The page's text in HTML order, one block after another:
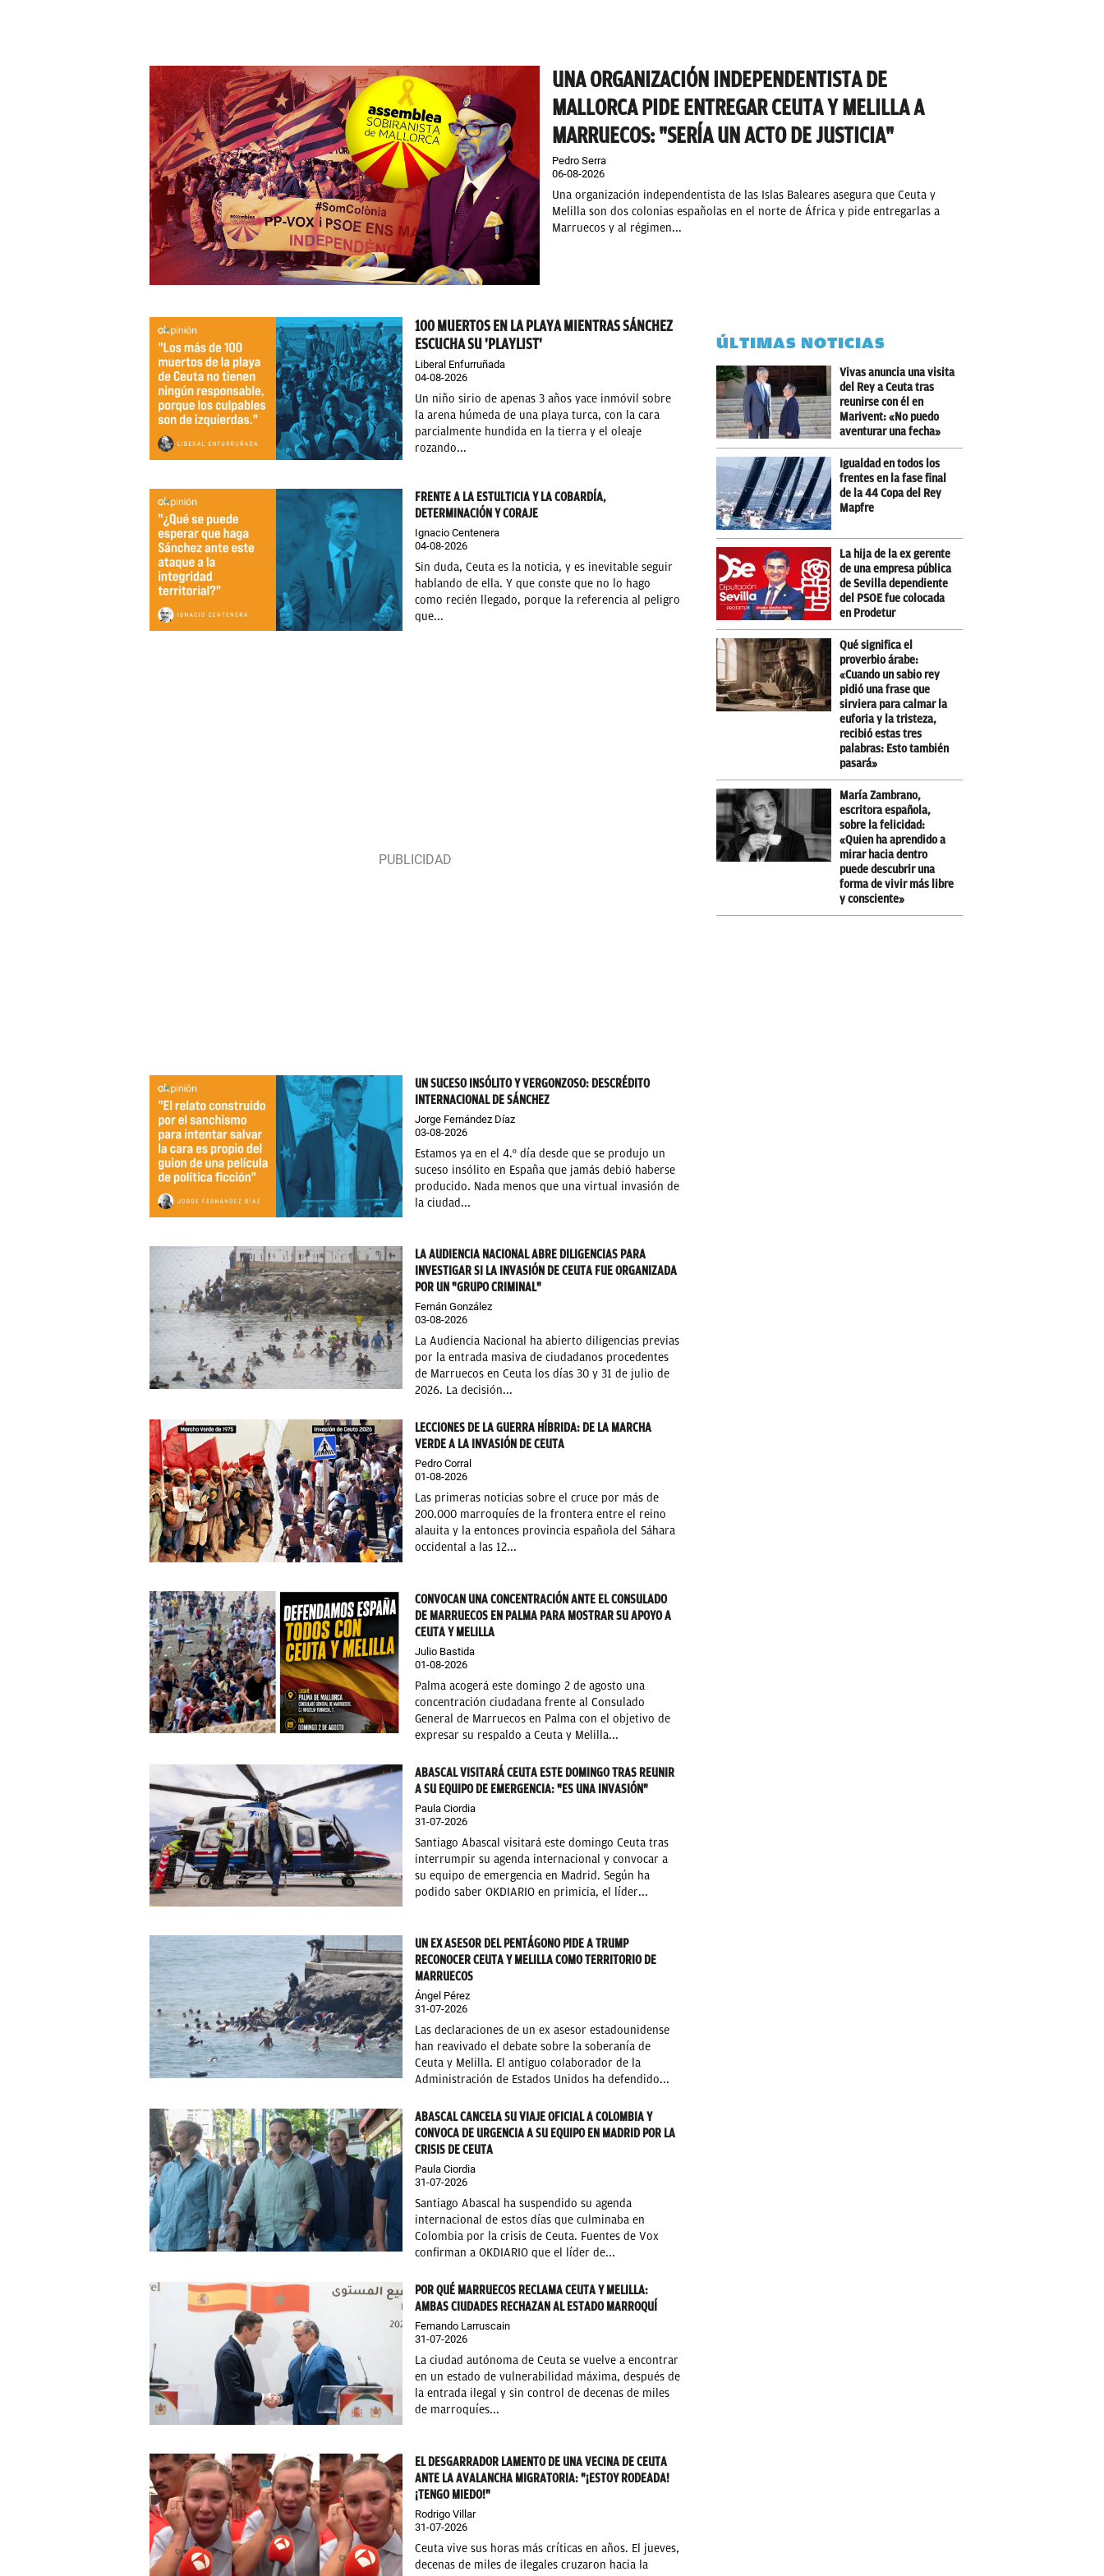
UNA ORGANIZACIÓN INDEPENDENTISTA DE
MALLORCA PIDE ENTREGAR CEUTA Y MELILLA A
MARRUECOS: "SERÍA UN ACTO DE JUSTICIA"
Pedro Serra
06-08-2026
Una organización independentista de las Islas Baleares asegura que Ceuta y
Melilla son dos colonias españolas en el norte de África y pide entregarlas a
Marruecos y al régimen...
100 MUERTOS EN LA PLAYA MIENTRAS SÁNCHEZ
ESCUCHA SU 'PLAYLIST'
Liberal Enfurruñada
04-08-2026
Un niño sirio de apenas 3 años yace inmóvil sobre
la arena húmeda de una playa turca, con la cara
parcialmente hundida en la tierra y el oleaje
rozando...
FRENTE A LA ESTULTICIA Y LA COBARDÍA,
DETERMINACIÓN Y CORAJE
Ignacio Centenera
04-08-2026
Sin duda, Ceuta es la noticia, y es inevitable seguir
hablando de ella. Y que conste que no lo hago
como recién llegado, porque la referencia al peligro
que...
UN SUCESO INSÓLITO Y VERGONZOSO: DESCRÉDITO
INTERNACIONAL DE SÁNCHEZ
Jorge Fernández Díaz
03-08-2026
Estamos ya en el 4.º día desde que se produjo un
suceso insólito en España que jamás debió haberse
producido. Nada menos que una virtual invasión de
la ciudad...
LA AUDIENCIA NACIONAL ABRE DILIGENCIAS PARA
INVESTIGAR SI LA INVASIÓN DE CEUTA FUE ORGANIZADA
POR UN "GRUPO CRIMINAL"
Fernán González
03-08-2026
La Audiencia Nacional ha abierto diligencias previas
por la entrada masiva de ciudadanos procedentes
de Marruecos en Ceuta los días 30 y 31 de julio de
2026. La decisión...
LECCIONES DE LA GUERRA HÍBRIDA: DE LA MARCHA
VERDE A LA INVASIÓN DE CEUTA
Pedro Corral
01-08-2026
Las primeras noticias sobre el cruce por más de
200.000 marroquíes de la frontera entre el reino
alauita y la entonces provincia española del Sáhara
occidental a las 12...
CONVOCAN UNA CONCENTRACIÓN ANTE EL CONSULADO
DE MARRUECOS EN PALMA PARA MOSTRAR SU APOYO A
CEUTA Y MELILLA
Julio Bastida
01-08-2026
Palma acogerá este domingo 2 de agosto una
concentración ciudadana frente al Consulado
General de Marruecos en Palma con el objetivo de
expresar su respaldo a Ceuta y Melilla...
ABASCAL VISITARÁ CEUTA ESTE DOMINGO TRAS REUNIR
A SU EQUIPO DE EMERGENCIA: "ES UNA INVASIÓN"
Paula Ciordia
31-07-2026
Santiago Abascal visitará este domingo Ceuta tras
interrumpir su agenda internacional y convocar a
su equipo de emergencia en Madrid. Según ha
podido saber OKDIARIO en primicia, el líder...
UN EX ASESOR DEL PENTÁGONO PIDE A TRUMP
RECONOCER CEUTA Y MELILLA COMO TERRITORIO DE
MARRUECOS
Ángel Pérez
31-07-2026
Las declaraciones de un ex asesor estadounidense
han reavivado el debate sobre la soberanía de
Ceuta y Melilla. El antiguo colaborador de la
Administración de Estados Unidos ha defendido...
ABASCAL CANCELA SU VIAJE OFICIAL A COLOMBIA Y
CONVOCA DE URGENCIA A SU EQUIPO EN MADRID POR LA
CRISIS DE CEUTA
Paula Ciordia
31-07-2026
Santiago Abascal ha suspendido su agenda
internacional de estos días que culminaba en
Colombia por la crisis de Ceuta. Fuentes de Vox
confirman a OKDIARIO que el líder de...
POR QUÉ MARRUECOS RECLAMA CEUTA Y MELILLA:
AMBAS CIUDADES RECHAZAN AL ESTADO MARROQUÍ
Fernando Larruscain
31-07-2026
La ciudad autónoma de Ceuta se vuelve a encontrar
en un estado de vulnerabilidad máxima, después de
la entrada ilegal y sin control de decenas de miles
de marroquíes...
EL DESGARRADOR LAMENTO DE UNA VECINA DE CEUTA
ANTE LA AVALANCHA MIGRATORIA: "¡ESTOY RODEADA!
¡TENGO MIEDO!"
Rodrigo Villar
31-07-2026
Ceuta vive sus horas más críticas en años. El jueves,
decenas de miles de ilegales cruzaron hacia la
ÚLTIMAS NOTICIAS
Vivas anuncia una visita
del Rey a Ceuta tras
reunirse con él en
Marivent: «No puedo
aventurar una fecha»
Igualdad en todos los
frentes en la fase final
de la 44 Copa del Rey
Mapfre
La hija de la ex gerente
de una empresa pública
de Sevilla dependiente
del PSOE fue colocada
en Prodetur
Qué significa el
proverbio árabe:
«Cuando un sabio rey
pidió una frase que
sirviera para calmar la
euforia y la tristeza,
recibió estas tres
palabras: Esto también
pasará»
María Zambrano,
escritora española,
sobre la felicidad:
«Quien ha aprendido a
mirar hacia dentro
puede descubrir una
forma de vivir más libre
y consciente»